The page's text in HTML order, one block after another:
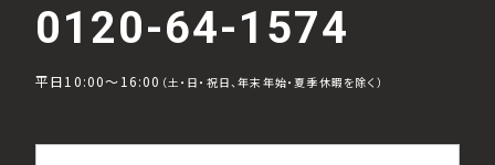
0120-64-1574
平日10:00～16:00 （土・日・祝日、年末年始・夏季休暇を除く）